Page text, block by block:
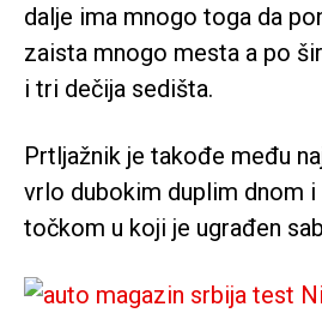
dalje ima mnogo toga da
zaista mnogo mesta a po
i tri dečija sedišta.
Prtljažnik je takođe među
vrlo dubokim duplim dnom
točkom u koji je ugrađen